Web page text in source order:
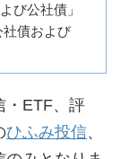
び公社債」
社債および
・ETF、評
ひふみ投信、